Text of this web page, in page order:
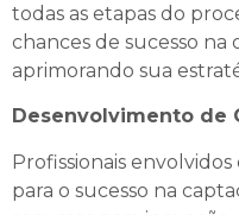
todas as etapas do
chances de sucesso
aprimorando sua
Desenvolvimento de
Profissionais envolvidos
para o sucesso na